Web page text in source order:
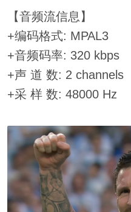
【音频流信息】
+编码格式: MPAL3
+音频码率: 320 kbps
+声 道 数: 2 channels
+采 样 数: 48000 Hz